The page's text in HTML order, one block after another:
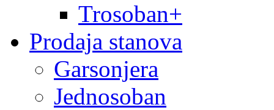
Trosoban+
Prodaja stanova
Garsonjera
Jednosoban